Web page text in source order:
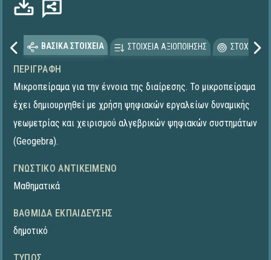
ΒΑΣΙΚΑ ΣΤΟΙΧΕΙΑ ΣΤΟΙΧΕΙΑ ΑΞΙΟΠΟΙΗΣΗΣ
ΠΕΡΙΓΡΑΦΉ
Μικροπείραμα για την έννοια της διαίρεσης. To μικροπείραμα
έχει δημιουργηθεί με χρήση ψηφιακών εργαλείων δυναμικής
γεωμετρίας και χειρισμού αλγεβρικών ψηφιακών συστημάτων
(Geogebra).
ΓΝΩΣΤΙΚΌ ΑΝΤΙΚΕΊΜΕΝΟ
Μαθηματικά
ΒΑΘΜΊΔΑ ΕΚΠΑΊΔΕΥΣΗΣ
δημοτικό